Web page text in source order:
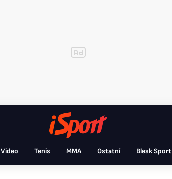
Video Tenis MMA Ostatní Blesk Sport